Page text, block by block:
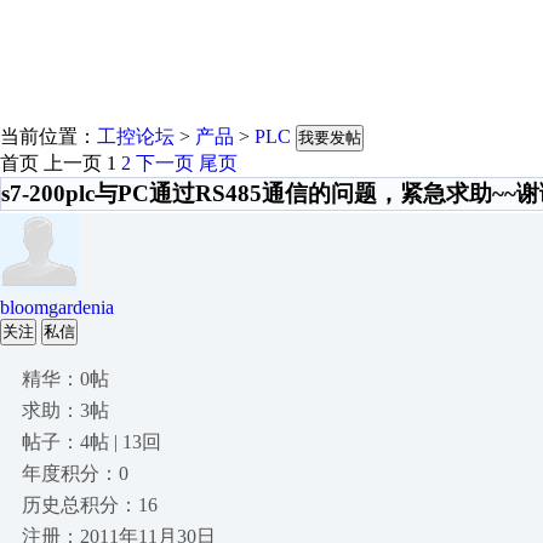
当前位置： 工控论坛 > 产品 > PLC 我要发帖
首页 上一页 1 2 下一页 尾页
s7-200plc与PC通过RS485通信的问题，紧急求助~~
bloomgardenia
关注 私信
精华：0帖
求助：3帖
帖子：4帖 | 13回
年度积分：0
历史总积分：16
注册：2011年11月30日